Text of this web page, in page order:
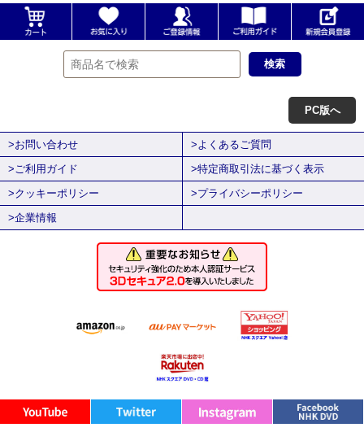
PC版へ
>お問い合わせ
>よくあるご質問
>ご利用ガイド
>特定商取引法に基づく表示
>クッキーポリシー
>プライバシーポリシー
>企業情報